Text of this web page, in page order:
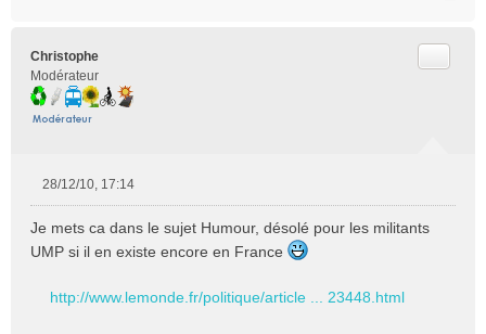
Christophe
Modérateur
s
s
28/12/10, 17:14
Je mets ca dans le sujet Humour, désolé pour les militants
UMP si il en existe encore en France
http://www.lemonde.fr/politique/article ... 23448.html